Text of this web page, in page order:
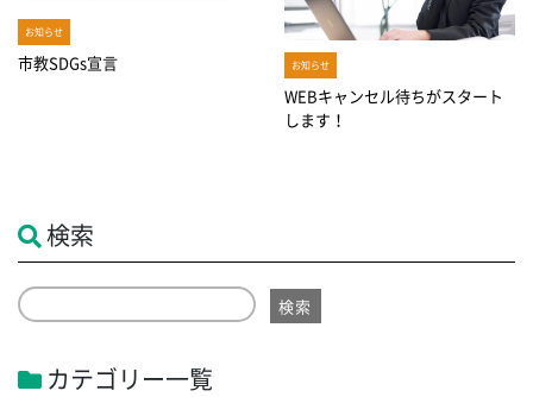
お知らせ
市教SDGs宣言 お知らせ
WEBキャンセル待ちがスタート
します！
検索
検索
カテゴリー一覧